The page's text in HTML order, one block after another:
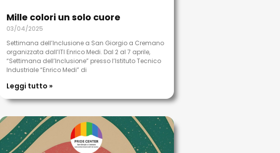
Mille colori un solo cuore
03/04/2025
Settimana dell’Inclusione a San Giorgio a Cremano
organizzata dall’ITI Enrico Medi. Dal 2 al 7 aprile,
“Settimana dell’Inclusione” presso l’Istituto Tecnico
Industriale “Enrico Medi” di
Leggi tutto »